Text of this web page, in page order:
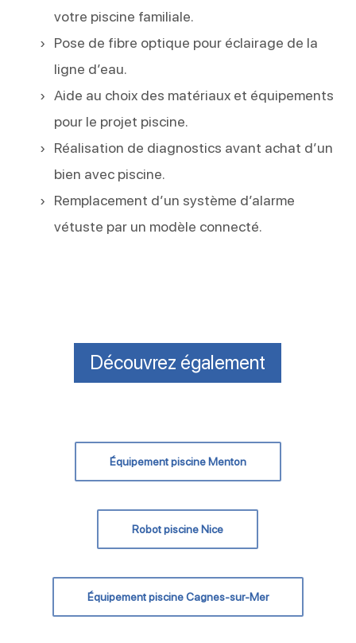
votre piscine familiale.
Pose de fibre optique pour éclairage de la
ligne d’eau.
Aide au choix des matériaux et équipements
pour le projet piscine.
Réalisation de diagnostics avant achat d’un
bien avec piscine.
Remplacement d’un système d’alarme
vétuste par un modèle connecté.
Découvrez également
Équipement piscine Menton
Robot piscine Nice
Équipement piscine Cagnes-sur-Mer